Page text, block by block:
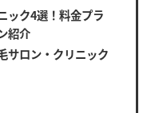
ック4選！料金プラ
紹介
サロン・クリニック